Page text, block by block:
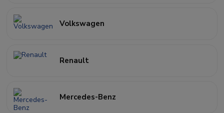
Volkswagen
Renault
Mercedes-Benz